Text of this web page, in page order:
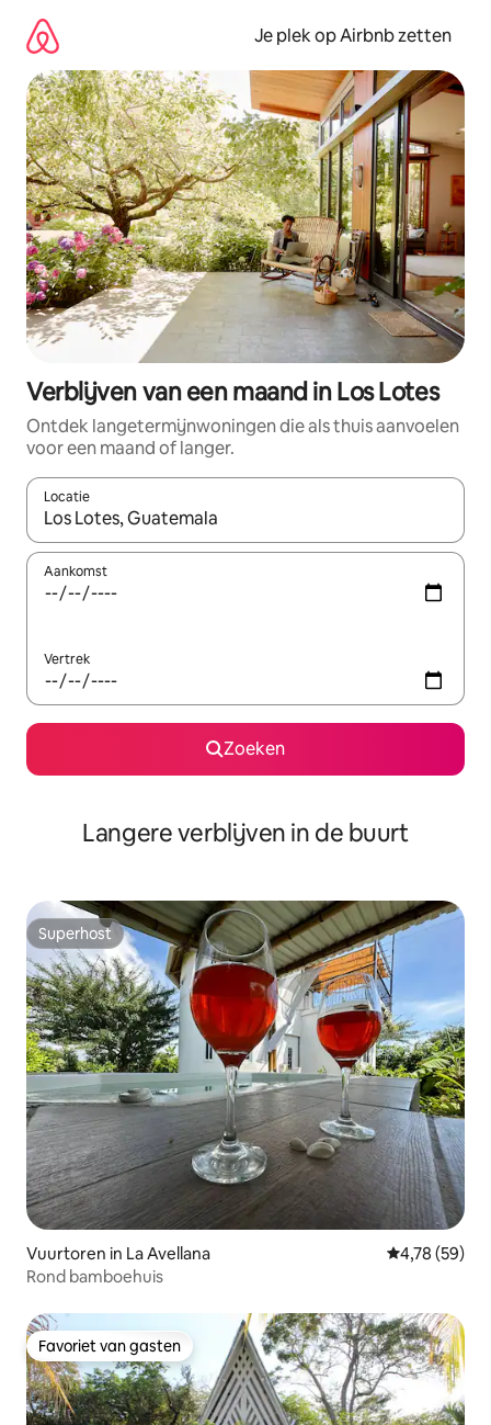
direct
naar
inhoud
Je plek op Airbnb zetten
Verblijven van een maand in Los Lotes
Ontdek langetermijnwoningen die als thuis aanvoelen
voor een maand of langer.
Locatie
Wanneer er resultaten beschikbaar zijn, maak je een keuze
Aankomst
Vertrek
Zoeken
Langere verblijven in de buurt
Superhost
Superhost
Vuurtoren in La Avellana Gemiddelde
4,78 (59)
Rond bamboehuis
Favoriet van gasten
Favoriet van gasten